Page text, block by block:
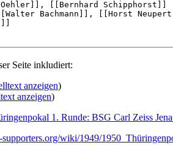
Seite inkludiert:
anzeigen)
anzeigen)
1. Runde: BSG Carl Zeiss
wiki/1949/